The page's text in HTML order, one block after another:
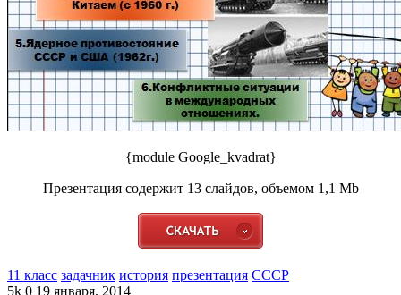
{module Google_kvadrat}
Презентация содержит 13 слайдов, объемом 1,1 Mb
11 класс задачник история презентация СССР
5k 0 19 января, 2014